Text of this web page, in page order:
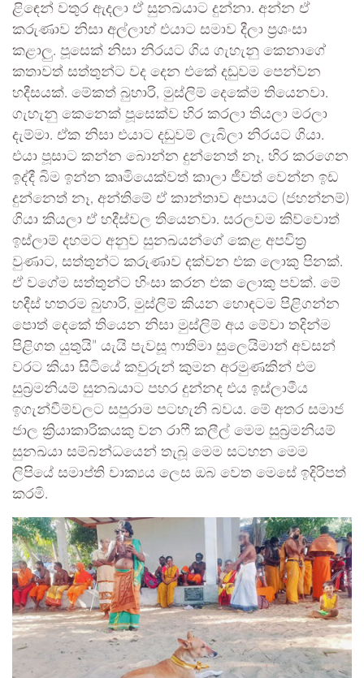
ළිඳෙන් වතුර ඇදලා ඒ සුනඛයාට දුන්නා. අන්න ඒ
කරුණාව නිසා අල්ලාහ් එයාට සමාව දීලා ප්‍රශංසා
කළාලු. පූසෙක් නිසා නිරයට ගිය ගැහැනු කෙනාගේ
කතාවත් සත්තුන්ට වද දෙන එකේ දඬුවම පෙන්වන
හදීසයක්. මේකත් බුහාරි, මුස්ලිම් දෙකේම තියෙනවා.
ගැහැනු කෙනෙක් පූසෙක්ව හිර කරලා තියලා මරලා
දැම්මා. ඒක නිසා එයාට දඬුවම් ලැබිලා නිරයට ගියා.
එයා පූසාට කන්න බොන්න දුන්නෙත් නෑ, හිර කරගෙන
ඉද්දී බිම ඉන්න කෘමියෙක්වත් කාලා ජීවත් වෙන්න ඉඩ
දුන්නෙත් නෑ, අන්තිමේ ඒ කාන්තාව අපායට (ජහන්නම්)
ගියා කියලා ඒ හදීස්වල තියෙනවා. සරලවම කිව්වොත්
ඉස්ලාම් දහමට අනුව සුනඛයන්ගේ කෙළ අපවිත්‍ර
වුණාට, සත්තුන්ට කරුණාව දක්වන එක ලොකු පිනක්.
ඒ වගේම සත්තුන්ට හිංසා කරන එක ලොකු පවක්. මේ
හදීස් හතරම බුහාරි, මුස්ලිම් කියන හොඳටම පිළිගන්න
පොත් දෙකේ තියෙන නිසා මුස්ලිම් අය මේවා තදින්ම
පිළිගත යුතුයි” යැයි පැවසූ ෆාතිමා සුලෙයිමාන් අවසන්
වරට කියා සිටියේ කවුරුන් කුමන අරමුණකින් එම
සුබ්‍රමනියම් සුනඛයාට පහර දුන්නද එය ඉස්ලාමීය
ඉගැන්වීම්වලට සපුරාම පටහැනි බවය. මේ අතර සමාජ
ජාල ක්‍රියාකාරිකයකු වන රාෆී කලීල් මෙම සුබ්‍රමනියම්
සුනඛයා සම්බන්ධයෙන් තැබූ මෙම සටහන මෙම
ලිපියේ සමාප්ති වාක්‍යය ලෙස ඔබ වෙත මෙසේ ඉදිරිපත්
කරමි.